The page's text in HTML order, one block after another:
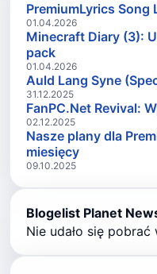
PremiumLyrics
01.04.2026
Minecraft Diary (3):
pack
01.04.2026
Auld Lang Syne
31.12.2025
FanPC.Net Revival:
02.12.2025
Nasze plany dla
miesięcy
09.10.2025
Blogelist Planet
Nie udało się